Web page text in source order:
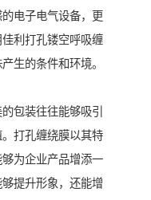
电子电气设备，更
利打孔镂空呼吸缠
生的条件和环境。
包装往往能够吸引
打孔缠绕膜以其特
为企业产品增添一
提升形象，还能增